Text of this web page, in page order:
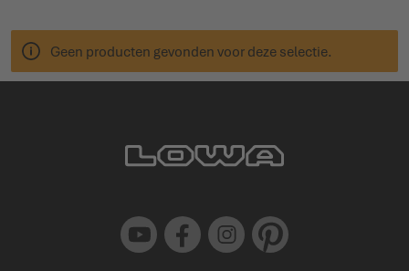
Geen producten gevonden voor deze selectie.
Youtube Facebook Instagram Pinterest